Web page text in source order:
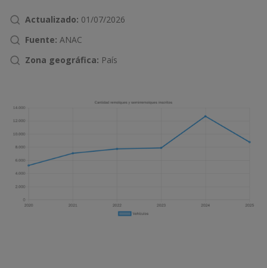
Actualizado: 01/07/2026
Fuente: ANAC
Zona geográfica: País